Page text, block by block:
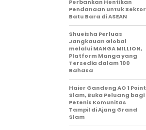
Perbankan Hentikan
Pendanaan untuk Sektor
Batu Bara di ASEAN
Shueisha Perluas
Jangkauan Global
melalui MANGA MILLION,
Platform Manga yang
Tersedia dalam 100
Bahasa
Haier Gandeng AO 1 Point
Slam, Buka Peluang bagi
Petenis Komunitas
Tampil di Ajang Grand
Slam